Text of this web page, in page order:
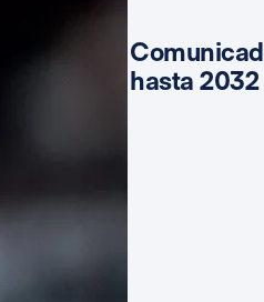
hasta 2032